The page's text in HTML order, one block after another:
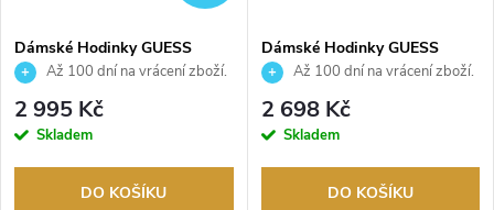
Dámské Hodinky GUESS
GW0997L2
Až 100 dní na vrácení zboží.
Autorizovaný prodejce.
2 995 Kč
Skladem
DO KOŠÍKU
Dámské Hodinky GUESS
GW0997L1
Až 100 dní na vrácení zboží.
Autorizovaný prodejce.
2 698 Kč
Skladem
DO KOŠÍKU